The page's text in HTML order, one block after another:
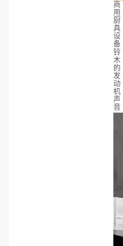
商
用
厨
具
设
备
铃
木
的
发
动
机
声
音